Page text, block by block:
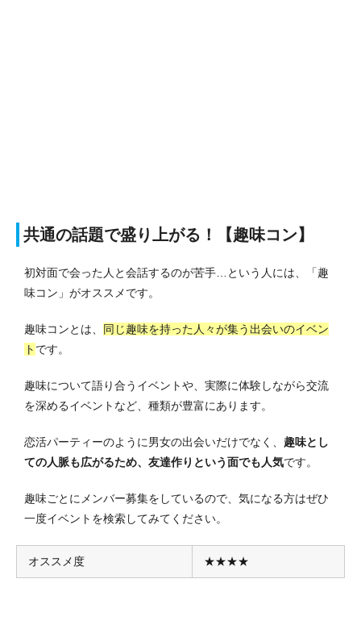
共通の話題で盛り上がる！【趣味コン】
初対面で会った人と会話するのが苦手…という人には、「趣
味コン」がオススメです。
趣味コンとは、 同じ趣味を持った人々が集う出会いのイベン
ト です。
趣味について語り合うイベントや、実際に体験しながら交流
を深めるイベントなど、種類が豊富にあります。
恋活パーティーのように男女の出会いだけでなく、 趣味とし
ての人脈も広がるため、友達作りという面でも人気です。
趣味ごとにメンバー募集をしているので、気になる方はぜひ
一度イベントを検索してみてください。
オススメ度 ★★★★